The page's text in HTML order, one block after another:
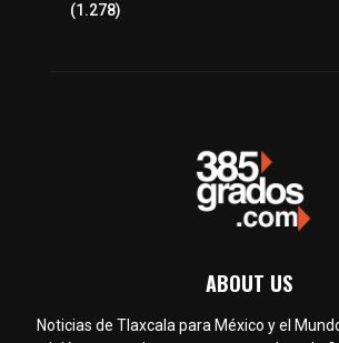
(1.278)
ABOUT US
Noticias de Tlaxcala para México y el